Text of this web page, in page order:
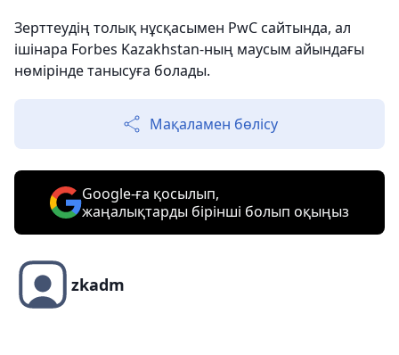
Зерттеудің толық нұсқасымен PwС сайтында, ал
ішінара Forbes Kazakhstan-ның маусым айындағы
нөмірінде танысуға болады.
Мақаламен бөлісу
Google-ға қосылып,
жаңалықтарды бірінші болып оқыңыз
zkadm